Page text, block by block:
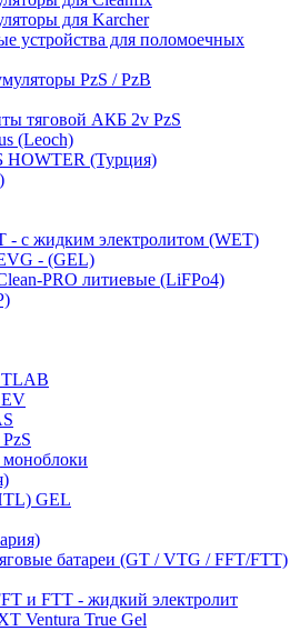
для Karcher
устройства для поломоечных
PzS / PzB
тяговой АКБ 2v PzS
(Leoch)
HOWTER (Турция)
- с жидким электролитом (WET)
- (GEL)
PRO литиевые (LiFPo4)
GEL
батареи (GT / VTG / FFT/FTT)
и FTT - жидкий электролит
Ventura True Gel